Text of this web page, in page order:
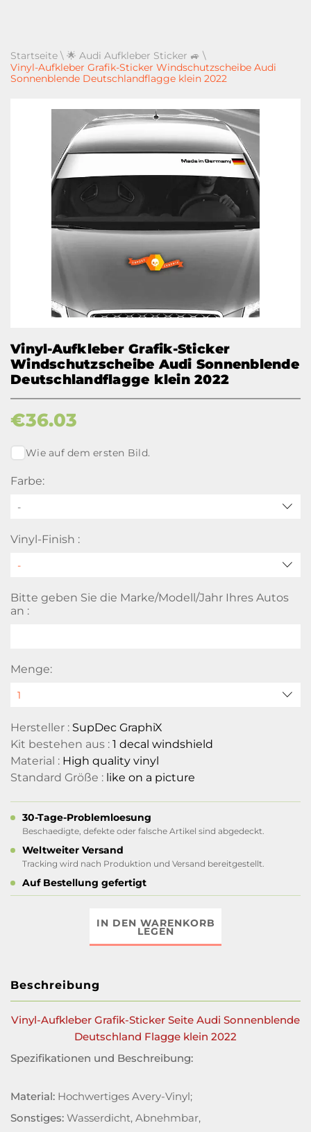
Startseite \ 🌟 Audi Aufkleber Sticker 🚙 \
Vinyl-Aufkleber Grafik-Sticker Windschutzscheibe Audi
Sonnenblende Deutschlandflagge klein 2022
Vinyl-Aufkleber Grafik-Sticker
Windschutzscheibe Audi Sonnenblende
Deutschlandflagge klein 2022
€36.03
Wie auf dem ersten Bild.
Farbe:
-
Vinyl-Finish :
Bitte geben Sie die Marke/Modell/Jahr Ihres Autos
an :
Menge:
Hersteller : SupDec GraphiX
Kit bestehen aus : 1 decal windshield
Material : High quality vinyl
Standard Größe : like on a picture
30-Tage-Problemloesung
Beschaedigte, defekte oder falsche Artikel sind abgedeckt.
Weltweiter Versand
Tracking wird nach Produktion und Versand bereitgestellt.
Auf Bestellung gefertigt
IN DEN WARENKORB
LEGEN
Beschreibung
Vinyl-Aufkleber Grafik-Sticker Seite Audi Sonnenblende
Deutschland Flagge klein 2022
Spezifikationen und Beschreibung:
Material: Hochwertiges Avery-Vinyl;
Sonstiges: Wasserdicht, Abnehmbar,